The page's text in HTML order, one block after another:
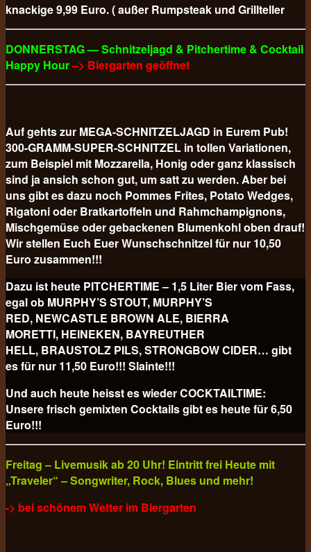
knackige 9,99 Euro. ( außer Rumpsteak und Grillteller
DONNERSTAG — Schnitzeljagd & Pitchertime & Cocktail
Happy Hour–> Biergarten geöffnet
Auf gehts zur MEGA-SCHNITZELJAGD in Eurem Pub!
300-GRAMM-SUPER-SCHNITZEL in tollen Variationen,
zum Beispiel mit Mozzarella, Honig oder ganz klassisch
sind ja ansich schon gut, um satt zu werden. Aber bei
uns gibt es dazu noch Pommes Frites, Potato Wedges,
Rigatoni oder Bratkartoffeln und Rahmchampignons,
Mischgemüse oder gebackenen Blumenkohl oben drauf!
Wir stellen Euch Euer Wunschschnitzel für nur 10,50
Euro zusammen!!!
Dazu ist heute PITCHERTIME – 1,5 Liter Bier vom Fass,
egal ob MURPHY’S STOUT, MURPHY’S
RED, NEWCASTLE BROWN ALE, BIERRA
MORETTI, HEINEKEN, BAYREUTHER
HELL, BRAUSTOLZ PILS, STRONGBOW CIDER… gibt
es für nur 11,50 Euro!!! Slainte!!!
Und auch heute heisst es wieder COCKTAILTIME:
Unsere frisch gemixten Cocktails gibt es heute für6,50
Euro!!!
Freitag – Livemusik ab 20 Uhr! Eintritt frei Heute mit
„Traveler“ – Songwriter, Rock, Blues und mehr!
-> bei schönem Wetter im Biergarten